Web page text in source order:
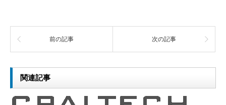
前の記事 次の記事
関連記事